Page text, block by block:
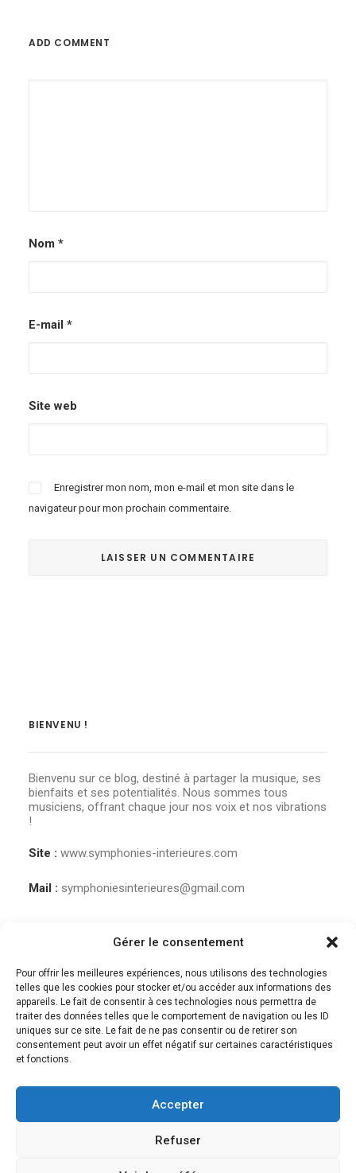
Gérer le consentement
Pour offrir les meilleures expériences, nous utilisons des technologies
telles que les cookies pour stocker et/ou accéder aux informations des
appareils. Le fait de consentir à ces technologies nous permettra de
traiter des données telles que le comportement de navigation ou les ID
uniques sur ce site. Le fait de ne pas consentir ou de retirer son
consentement peut avoir un effet négatif sur certaines caractéristiques
et fonctions.
Accepter
Refuser
ADD COMMENT
Nom *
E-mail *
Site web
Enregistrer mon nom, mon e-mail et mon site dans le
navigateur pour mon prochain commentaire.
BIENVENU !
Bienvenu sur ce blog, destiné à partager la musique, ses
bienfaits et ses potentialités. Nous sommes tous
musiciens, offrant chaque jour nos voix et nos vibrations
!
Site : www.symphonies-interieures.com
Mail : symphoniesinterieures@gmail.com
© 2018 Des musiques pour guérir | Tous droits réservés. |Mentions légales et
CGV